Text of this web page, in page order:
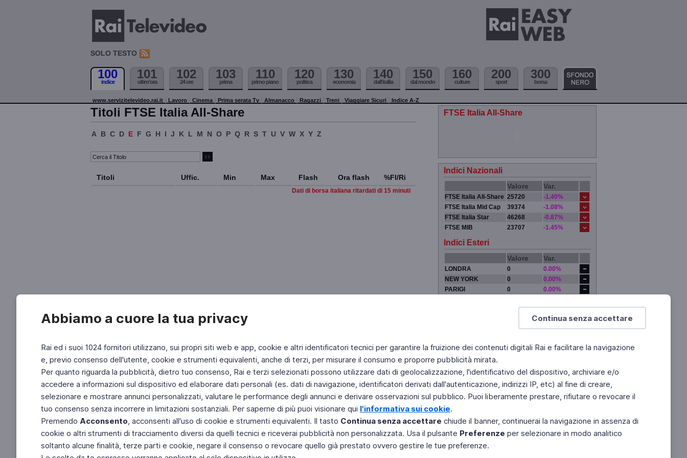
Continua senza accettare
Abbiamo a cuore la tua privacy
Rai ed i suoi 1024 fornitori utilizzano, sui propri siti web e app, cookie e altri identificatori tecnici per garantire la fruizione dei contenuti digitali Rai e facilitare la navigazione
e, previo consenso dell'utente, cookie e strumenti equivalenti, anche di terzi, per misurare il consumo e proporre pubblicità mirata.
Per quanto riguarda la pubblicità, dietro tuo consenso, Rai e terzi selezionati possono utilizzare dati di geolocalizzazione, l'identificativo del dispositivo, archiviare e/o
accedere a informazioni sul dispositivo ed elaborare dati personali (es. dati di navigazione, identificatori derivati dall'autenticazione, indirizzi IP, etc) al fine di creare,
selezionare e mostrare annunci personalizzati, valutare le performance degli annunci e derivare osservazioni sul pubblico. Puoi liberamente prestare, rifiutare o revocare il
tuo consenso senza incorrere in limitazioni sostanziali. Per saperne di più puoi visionare qui l'informativa sui cookie.
Premendo Acconsento, acconsenti all'uso di cookie e strumenti equivalenti. Il tasto Continua senza accettare chiude il banner, continuerai la navigazione in assenza di
cookie o altri strumenti di tracciamento diversi da quelli tecnici e riceverai pubblicità non personalizzata. Usa il pulsante Preferenze per selezionare in modo analitico
soltanto alcune finalità, terze parti e cookie, negare il consenso o revocare quello già prestato ovvero gestire le tue preferenze.
SOLO TESTO
100
indice
101
ultim'ora
102
24 ore
103
prima
110
primo piano
120
politica
130
economia
140
dall'itallia
150
dal mondo
160
culture
200
sport
300
borsa
www.servizitelevideo.rai.it Lavoro Cinema Prima serata Tv Almanacco Ragazzi Treni Viaggiare Sicuri Indice A-Z
Titoli FTSE Italia All-Share
A B C D E F G H I J K L M N O P Q R S T U V W X Y Z
Titoli Uffic. Min Max Flash Ora flash %Fl/Ri
Dati di borsa italiana ritardati di 15 minuti
FTSE Italia All-Share
Indici Nazionali
Valore Var.
FTSE Italia All-Share 25720
-1.40%
FTSE Italia Mid Cap
39374
-1.08%
FTSE Italia Star
46268
-0.87%
FTSE MIB
23707 -1.45%
Indici Esteri
Valore Var.
LONDRA 0
0.00%
NEW YORK
0
0.00%
PARIGI
0
0.00%
Fai di Televideo la tua Home Page Chi Siamo
Copyright © 2011 Rai - Tutti i diritti riservati
Engineered by RAI - Reti e Piattaforme